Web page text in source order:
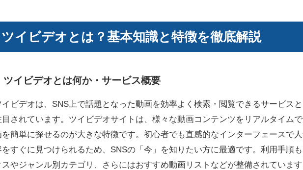
ツイビデオとは？基本知識と特徴を徹底解説
ツイビデオとは何か・サービス概要
イビデオは、SNS上で話題となった動画を効率よく検索・閲覧できるサービス
目されています。ツイビデオサイトは、様々な動画コンテンツをリアルタイム
を簡単に探せるのが大きな特徴です。初心者でも直感的なインターフェースで
をすぐに見つけられるため、SNSの「今」を知りたい方に最適です。利用手順
スやジャンル別カテゴリ、さらにはおすすめ動画リストなどが整備されていま